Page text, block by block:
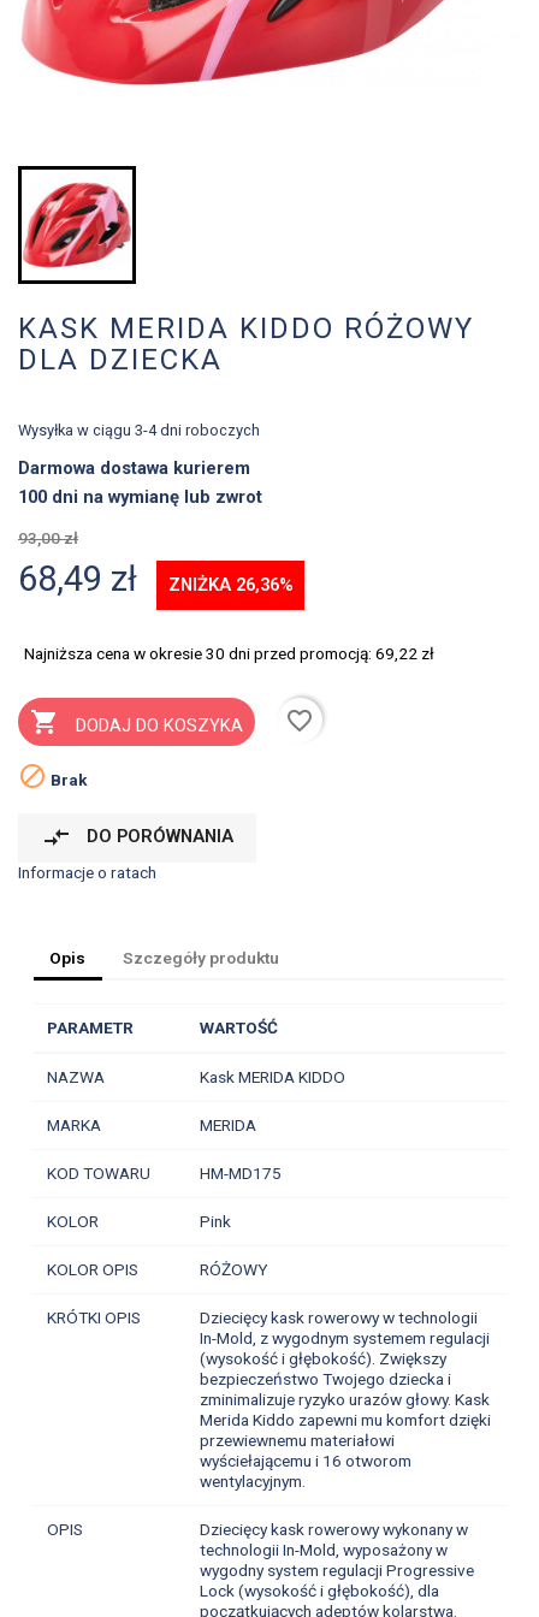
KASK MERIDA KIDDO RÓŻOWY
DLA DZIECKA
Wysyłka w ciągu 3-4 dni roboczych
Darmowa dostawa kurierem
100 dni na wymianę lub zwrot
93,00 zł
68,49 zł ZNIŻKA 26,36%
Najniższa cena w okresie 30 dni przed promocją: 69,22 zł
 DODAJ DO KOSZYKA
favorite_border
 Brak
compare_arrows DO PORÓWNANIA
Informacje o ratach
Opis Szczegóły produktu
PARAMETR WARTOŚĆ
NAZWA Kask MERIDA KIDDO
MARKA MERIDA
KOD TOWARU HM-MD175
KOLOR Pink
KOLOR OPIS RÓŻOWY
KRÓTKI OPIS
Dziecięcy kask rowerowy w technologii
In-Mold, z wygodnym systemem regulacji
(wysokość i głębokość). Zwiększy
bezpieczeństwo Twojego dziecka i
zminimalizuje ryzyko urazów głowy. Kask
Merida Kiddo zapewni mu komfort dzięki
przewiewnemu materiałowi
wyściełającemu i 16 otworom
wentylacyjnym.
OPIS
Dziecięcy kask rowerowy wykonany w
technologii In-Mold, wyposażony w
wygodny system regulacji Progressive
Lock (wysokość i głębokość), dla
początkujących adeptów kolarstwa.